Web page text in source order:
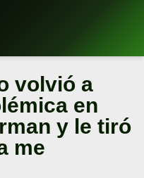
volvió a
en
y le tiró
me